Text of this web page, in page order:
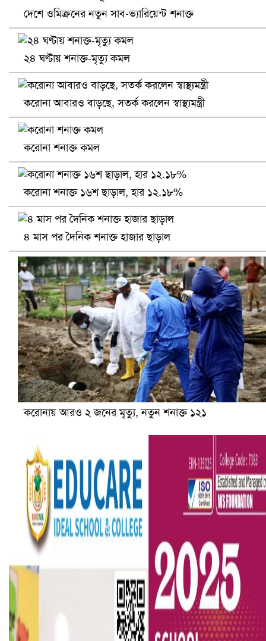
প্রোটিয়াদের হারিয়ে বিশ্বকাপের শিরোপা ঘরে তুলল ভারত
সৌদিতে ব্যাপক ধরপাকড়, এক সপ্তাহেই ২১ হাজারের বেশি
বৈষম্যবিরোধী ছাত্র আন্দোলনের সাধারণ সম্পাদকের পদত্যাগ
ভিউ বাড়াতে রাম দা হাতে ফেসবুকে ভিডিও পোস্ট শিক্ষকের
দেশে ওমিক্রনের নতুন সাব-ভ্যারিয়েন্ট শনাক্ত
২৪ ঘণ্টায় শনাক্ত-মৃত্যু কমল
করোনা আবারও বাড়ছে, সতর্ক করলেন স্বাস্থ্যমন্ত্রী
করোনা শনাক্ত কমল
করোনা শনাক্ত ১৬শ ছাড়াল, হার ১২.১৮%
৪ মাস পর দৈনিক শনাক্ত হাজার ছাড়াল
করোনায় আরও ২ জনের মৃত্যু, নতুন শনাক্ত ১২১